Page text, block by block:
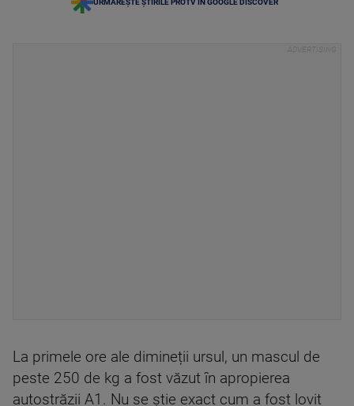
URMĂREȘTE ȘTIRILE PROTV ÎN GOOGLE DISCOVER
La primele ore ale dimineții ursul, un mascul de
peste 250 de kg a fost văzut în apropierea
autostrăzii A1. Nu se ştie exact cum a fost lovit